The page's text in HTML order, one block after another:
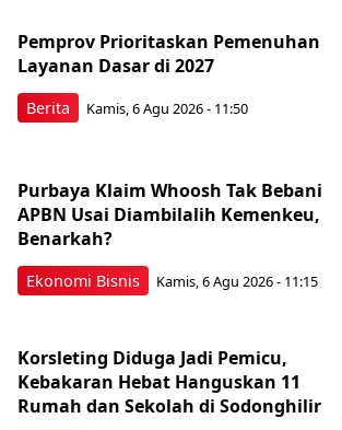
Berita
Pemprov Prioritaskan Pemenuhan
Layanan Dasar di 2027
Kamis, 6 Agu 2026 - 11:50
Ekonomi Bisnis
Purbaya Klaim Whoosh Tak Bebani
APBN Usai Diambilalih Kemenkeu,
Benarkah?
Kamis, 6 Agu 2026 - 11:15
Korsleting Diduga Jadi Pemicu,
Kebakaran Hebat Hanguskan 11
Rumah dan Sekolah di Sodonghilir